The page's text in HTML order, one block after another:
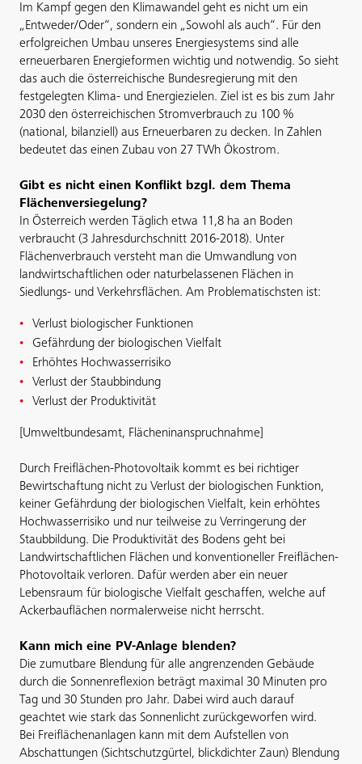
Im Kampf gegen den Klimawandel geht es nicht um ein
„Entweder/Oder“, sondern ein „Sowohl als auch“. Für den
erfolgreichen Umbau unseres Energiesystems sind alle
erneuerbaren Energieformen wichtig und notwendig. So sieht
das auch die österreichische Bundesregierung mit den
festgelegten Klima- und Energiezielen. Ziel ist es bis zum Jahr
2030 den österreichischen Stromverbrauch zu 100 %
(national, bilanziell) aus Erneuerbaren zu decken. In Zahlen
bedeutet das einen Zubau von 27 TWh Ökostrom.
Gibt es nicht einen Konflikt bzgl. dem Thema
Flächenversiegelung?
In Österreich werden Täglich etwa 11,8 ha an Boden
verbraucht (3 Jahresdurchschnitt 2016-2018). Unter
Flächenverbrauch versteht man die Umwandlung von
landwirtschaftlichen oder naturbelassenen Flächen in
Siedlungs- und Verkehrsflächen. Am Problematischsten ist:
Verlust biologischer Funktionen
Gefährdung der biologischen Vielfalt
Erhöhtes Hochwasserrisiko
Verlust der Staubbindung
Verlust der Produktivität
[Umweltbundesamt, Flächeninanspruchnahme]
Durch Freiflächen-Photovoltaik kommt es bei richtiger
Bewirtschaftung nicht zu Verlust der biologischen Funktion,
keiner Gefährdung der biologischen Vielfalt, kein erhöhtes
Hochwasserrisiko und nur teilweise zu Verringerung der
Staubbildung. Die Produktivität des Bodens geht bei
Landwirtschaftlichen Flächen und konventioneller Freiflächen-
Photovoltaik verloren. Dafür werden aber ein neuer
Lebensraum für biologische Vielfalt geschaffen, welche auf
Ackerbauflächen normalerweise nicht herrscht.
Kann mich eine PV-Anlage blenden?
Die zumutbare Blendung für alle angrenzenden Gebäude
durch die Sonnenreflexion beträgt maximal 30 Minuten pro
Tag und 30 Stunden pro Jahr. Dabei wird auch darauf
geachtet wie stark das Sonnenlicht zurückgeworfen wird.
Bei Freiflächenanlagen kann mit dem Aufstellen von
Abschattungen (Sichtschutzgürtel, blickdichter Zaun) Blendung